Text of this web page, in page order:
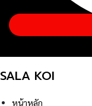
SALA KOI
หน้าหลัก